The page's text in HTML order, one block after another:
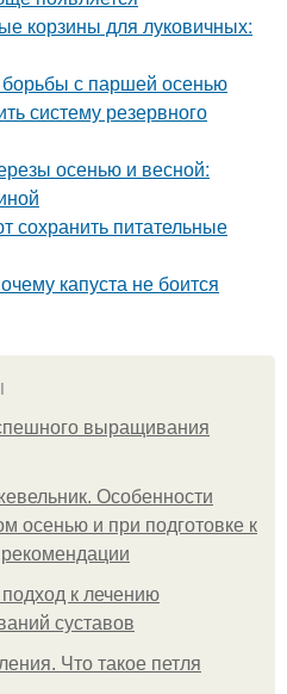
корзины для луковичных:
с паршей осенью
систему резервного
осенью и весной:
сохранить питательные
капуста не боится
выращивания
Особенности
осенью и при подготовке к
к лечению
суставов
Что такое петля